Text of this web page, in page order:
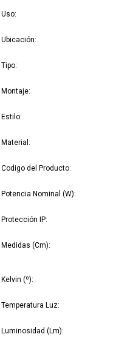
Uso
Ubicación
Tipo
Montaje
Estilo
Material
Codigo del Producto
Potencia Nominal (W)
Protección IP
Medidas (Cm)
Kelvin (º)
Temperatura Luz
Luminosidad (Lm)